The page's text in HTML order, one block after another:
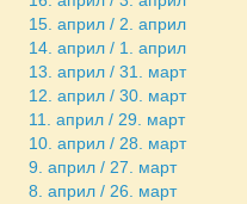
15. април / 2. април
14. април / 1. април
13. април / 31. март
12. април / 30. март
11. април / 29. март
10. април / 28. март
9. април / 27. март
8. април / 26. март